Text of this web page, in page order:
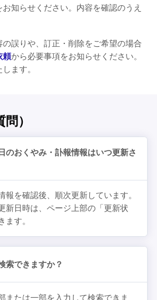
知らせください。内容を確認のうえ
の誤りや、訂正・削除をご希望の場合
頼から必要事項をお知らせください。
ます。
）
のおくやみ・訃報情報はいつ更新さ
報を確認後、順次更新しています。
新日時は、ページ上部の「更新状
ます。
索できますか？
または一部を入力して検索できま